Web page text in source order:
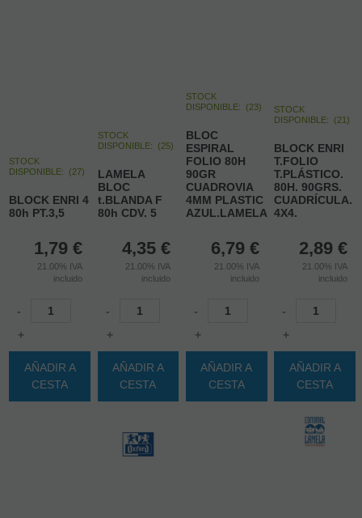
STOCK
DISPONIBLE: (27)
BLOCK ENRI 4
80h PT.3,5
1,79 €
21.00% IVA
incluido
-
+
AÑADIR A
CESTA
STOCK
DISPONIBLE:
(25)
LAMELA
BLOC
t.BLANDA F
80h CDV. 5
4,35 €
21.00% IVA
incluido
-
+
AÑADIR A
CESTA
STOCK
DISPONIBLE: (23)
BLOC
ESPIRAL
FOLIO 80H
90GR
CUADROVIA
4MM PLASTIC
AZUL.LAMELA.
6,79 €
21.00% IVA
incluido
-
+
AÑADIR A
CESTA
STOCK
DISPONIBLE: (21)
BLOCK ENRI
T.FOLIO
T.PLÁSTICO.
80H. 90GRS.
CUADRÍCULA.
4X4.
2,89 €
21.00% IVA
incluido
-
+
AÑADIR A
CESTA